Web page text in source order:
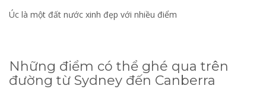
Úc là một đất nước xinh đẹp với nhiều điểm
Những điểm có thể ghé qua trên
đường từ Sydney đến Canberra